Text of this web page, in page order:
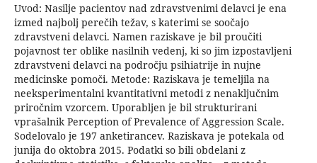
Uvod: Nasilje pacientov nad zdravstvenimi delavci je ena
izmed najbolj perečih težav, s katerimi se soočajo
zdravstveni delavci. Namen raziskave je bil proučiti
pojavnost ter oblike nasilnih vedenj, ki so jim izpostavljeni
zdravstveni delavci na področju psihiatrije in nujne
medicinske pomoči. Metode: Raziskava je temeljila na
neeksperimentalni kvantitativni metodi z nenaključnim
priročnim vzorcem. Uporabljen je bil strukturirani
vprašalnik Perception of Prevalence of Aggression Scale.
Sodelovalo je 197 anketirancev. Raziskava je potekala od
junija do oktobra 2015. Podatki so bili obdelani z